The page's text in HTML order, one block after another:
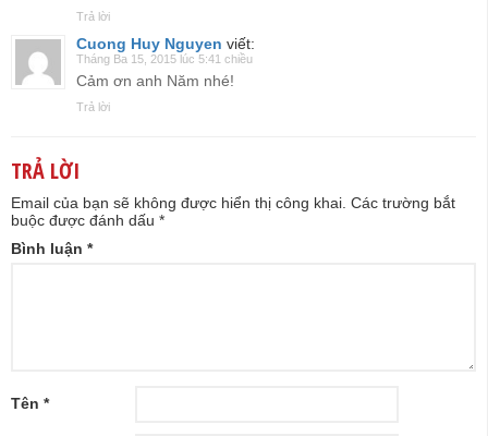
Trả lời
Cuong Huy Nguyen viết:
Tháng Ba 15, 2015 lúc 5:41 chiều
Cảm ơn anh Năm nhé!
Trả lời
TRẢ LỜI
Email của bạn sẽ không được hiển thị công khai. Các trường bắt
buộc được đánh dấu *
Bình luận *
Tên *